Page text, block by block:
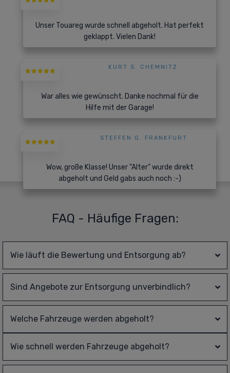
Unser Touareg wurde schnell abgeholt. Hat perfekt
geklappt. Vielen Dank!
KURT S. CHEMNITZ
War alles wie gewünscht. Danke nochmal für die
Hilfe mit der Garage!
STEFFEN G. FRANKFURT
Wow, große Klasse! Unser "Alter" wurde direkt
abgeholt und Geld gabs auch noch :-)
FAQ - Häufige Fragen:
Wie läuft die Bewertung und Entsorgung ab?
Sind Angebote zur Entsorgung unverbindlich?
Welche Fahrzeuge werden abgeholt?
Wie schnell werden Fahrzeuge abgeholt?